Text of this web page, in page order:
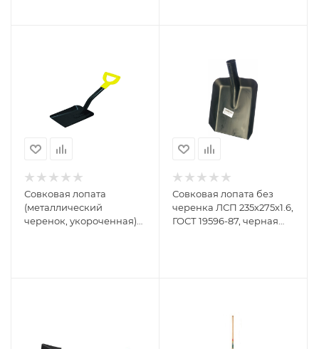
Совковая лопата
(металлический
черенок, укороченная)
Совковая лопата без
черенка ЛСП 235х275х1.6,
ГОСТ 19596-87, черная